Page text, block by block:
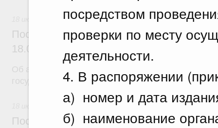
посредством
проверки по месту
деятельности.
4. В распоряжении
а) номер и дата
б) наименование
Постановление Правительства
18.07.2026 г. № 904
государственных контрактов
Постановление Правительства